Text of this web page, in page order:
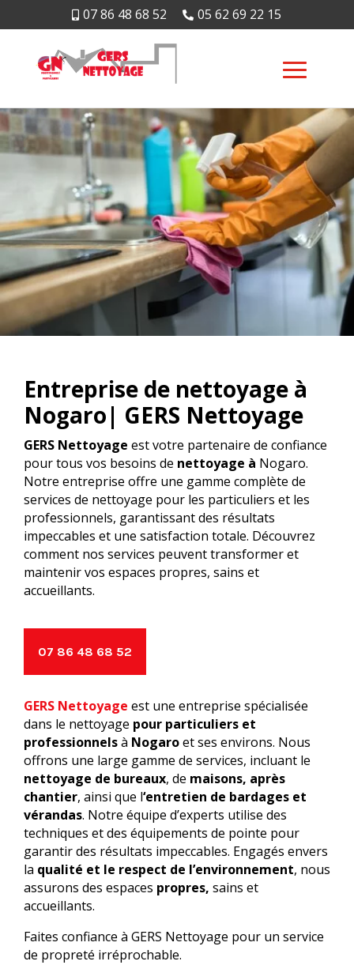
07 86 48 68 52  05 62 69 22 15
Entreprise de nettoyage à
Nogaro| GERS Nettoyage
GERS Nettoyage est votre partenaire de confiance
pour tous vos besoins de nettoyage à Nogaro.
Notre entreprise offre une gamme complète de
services de nettoyage pour les particuliers et les
professionnels, garantissant des résultats
impeccables et une satisfaction totale. Découvrez
comment nos services peuvent transformer et
maintenir vos espaces propres, sains et
accueillants.
07 86 48 68 52
GERS Nettoyage est une entreprise spécialisée
dans le nettoyage pour particuliers et
professionnelsà Nogaroet ses environs. Nous
offrons une large gamme de services, incluant le
nettoyage de bureaux, de maisons, après
chantier, ainsi que l‘entretien de bardages et
vérandas. Notre équipe d’experts utilise des
techniques et des équipements de pointe pour
garantir des résultats impeccables. Engagés envers
la qualité et le respect de l’environnement, nous
assurons des espaces propres, sains et
accueillants.
Faites confiance à GERS Nettoyage pour un service
de propreté irréprochable.